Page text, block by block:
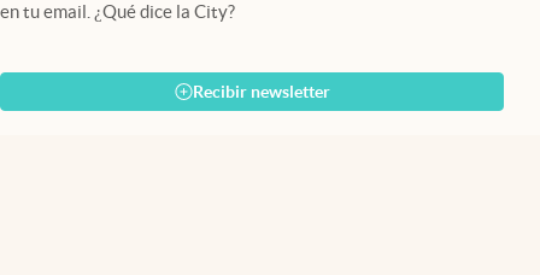
en tu email. ¿Qué dice la City?
Recibir newsletter